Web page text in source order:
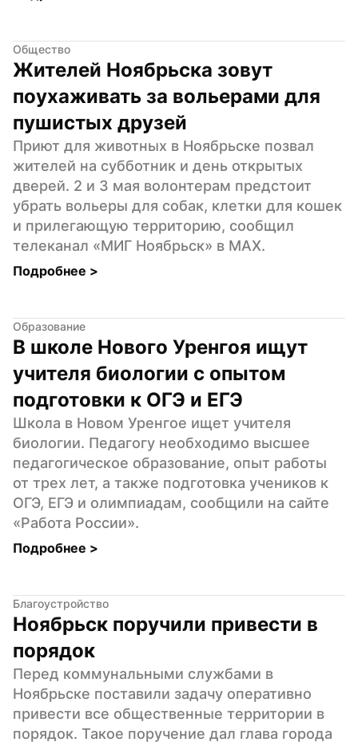
Общество
Жителей Ноябрьска зовут
поухаживать за вольерами для
пушистых друзей
Приют для животных в Ноябрьске позвал
жителей на субботник и день открытых
дверей. 2 и 3 мая волонтерам предстоит
убрать вольеры для собак, клетки для кошек
и прилегающую территорию, сообщил
телеканал «МИГ Ноябрьск» в MAX.
Подробнее >
Образование
В школе Нового Уренгоя ищут
учителя биологии с опытом
подготовки к ОГЭ и ЕГЭ
Школа в Новом Уренгое ищет учителя
биологии. Педагогу необходимо высшее
педагогическое образование, опыт работы
от трех лет, а также подготовка учеников к
ОГЭ, ЕГЭ и олимпиадам, сообщили на сайте
«Работа России».
Подробнее >
Благоустройство
Ноябрьск поручили привести в
порядок
Перед коммунальными службами в
Ноябрьске поставили задачу оперативно
привести все общественные территории в
порядок. Такое поручение дал глава города